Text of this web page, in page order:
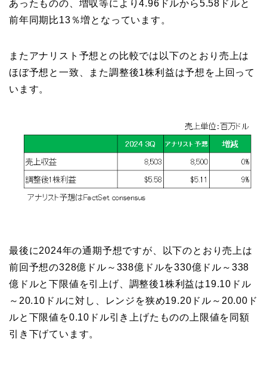
あったものの、増収等により4.96ドルから5.58ドルと
前年同期比13％増となっています。
またアナリスト予想との比較では以下のとおり売上は
ほぼ予想と一致、また調整後1株利益は予想を上回って
います。
最後に2024年の通期予想ですが、以下のとおり売上は
前回予想の328億ドル～338億ドルを330億ドル～338
億ドルと下限値を引上げ、調整後1株利益は19.10ドル
～20.10ドルに対し、レンジを狭め19.20ドル～20.00ド
ルと下限値を0.10ドル引き上げたものの上限値を同額
引き下げています。